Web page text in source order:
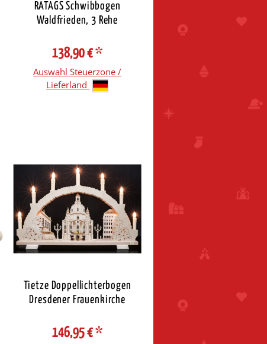
RATAGS Schwibbogen
Waldfrieden, 3 Rehe
138,90 €*
Auswahl Steuerzone /
Lieferland
Tietze Doppellichterbogen
Dresdener Frauenkirche
146,95 €*